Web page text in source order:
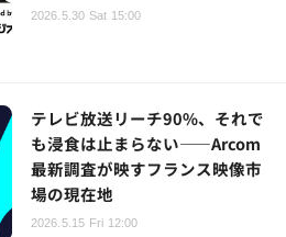
2026.5.30 Sat 15:00
テレビ放送リーチ90%、それで
も浸食は止まらない——Arcom
最新調査が映すフランス映像市
場の現在地
2026.5.15 Fri 12:00